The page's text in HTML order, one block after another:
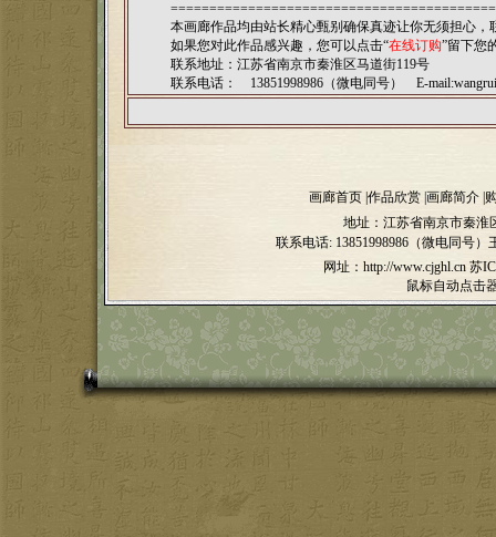
本画廊作品均由站长精心甄别确保真迹让你无须担心，
如果您对此作品感兴趣，您可以点击“在线订购”留下您
联系地址：江苏省南京市秦淮区马道街119号
联系电话： 13851998986（微电同号） E-mail:
画廊首页 作品欣赏 画廊简介
地址：江苏省南京市秦淮
联系电话: 13851998986（微电同号）
网址：http://www.cjghl.cn 苏
鼠标自动点击